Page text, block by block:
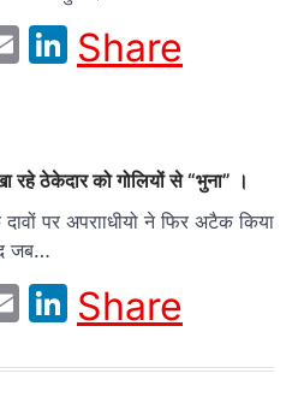
EmailLinkedIn
Share
रहे ठेकेदार को गोलियों से “भुना” ।
पर अपरााधीयो ने फिर अटैक किया
जब…
EmailLinkedIn
Share